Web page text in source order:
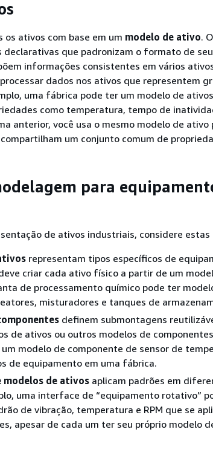
os ativos com base em um modelo de ativo.
que padronizam o formato de
informações consistentes em vários
dados nos ativos que representem
uma fábrica pode ter um modelo de
como temperatura, tempo de
anterior, você usa o mesmo modelo de
um conjunto comum de
para
de ativos industriais, considere estas
representam tipos específicos de
criar cada ativo físico a partir de um
de processamento químico pode ter
misturadores e tanques de
definem submontagens
de ativos ou outros modelos de
modelo de componente de sensor de
de equipamento em uma fábrica.
modelos de ativos aplicam padrões em
uma interface de “equipamento rotativo”
de vibração, temperatura e RPM que se
apesar de cada um ter seu próprio modelo